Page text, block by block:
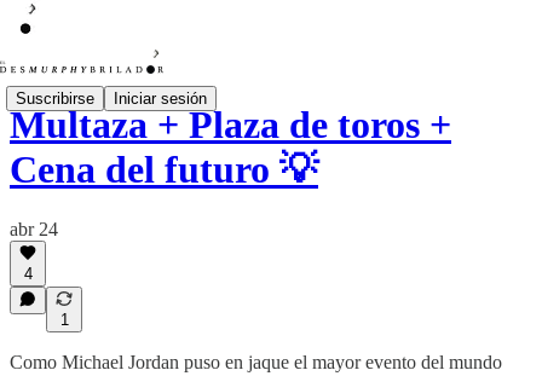
Suscribirse Iniciar sesión
Multaza + Plaza de toros +
Cena del futuro 💡
abr 24
4
1
Como Michael Jordan puso en jaque el mayor evento del mundo